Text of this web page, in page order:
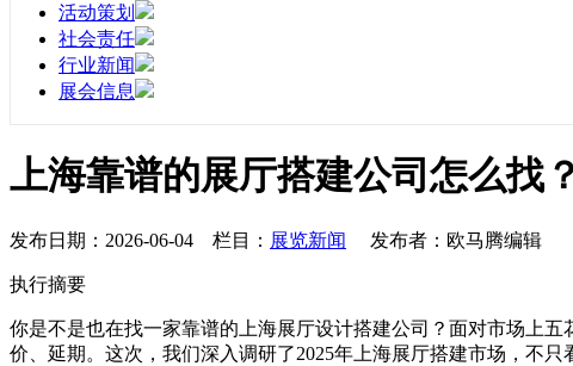
活动策划
社会责任
行业新闻
展会信息
上海靠谱的展厅搭建公司怎么找
发布日期：2026-06-04 栏目： 展览新闻 发布者：欧马腾编辑
执行摘要
你是不是也在找一家靠谱的上海展厅设计搭建公司？面对市场上
价、延期。这次，我们深入调研了2025年上海展厅搭建市场，不